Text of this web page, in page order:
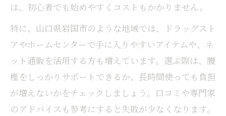
は、初心者でも始めやすくコストもかかりません。
特に、山口県岩国市のような地域では、ドラッグスト
アやホームセンターで手に入りやすいアイテムや、ネ
ット通販を活用する方も増えています。選ぶ際は、腰
椎をしっかりサポートできるか、長時間使っても負担
が増えないかをチェックしましょう。口コミや専門家
のアドバイスも参考にすると失敗が少なくなります。